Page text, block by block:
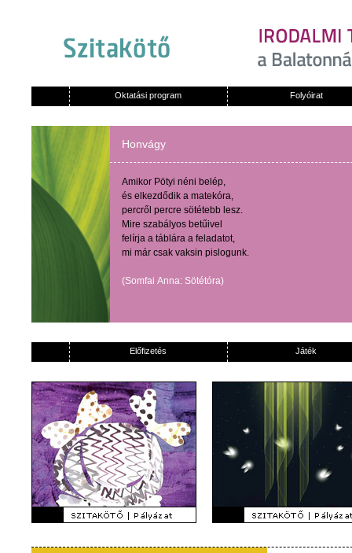
Oktatási program Folyóirat
Honvágy
Amikor Pötyi néni belép,
és elkezdődik a matekóra,
percről percre sötétebb lesz.
Mire szabályos betűivel
felírja a táblára a feladatot,
mi már csak vaksin pislogunk.
(Somfai Anna: Sötétóra)
Előfizetés Játék